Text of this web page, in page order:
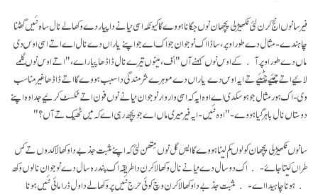
فیر سانوں انج کرن لئی نکھیڑلی پچھان نوں جگانا ہووے گا کیونکہ اسی نیانے دا پیار دے وکھالے نال ساہ نئیں گھٹنا
چاہندے- مثال دے طور اوپر، ساڈا اک نوجوان جواک اے جو اپنے یاراں دے نال اے اتے اسی اوس دی
ماں دے طور اوپر آ کے اوس نوں کہنے آں "اُف، مینوں تیرے نال ڈاڈھا پیار اے،" اتے اوس نوں گلمے
لائیے اتے چمئیے چٹئیے تے ایہ اوس دے یاراں دے موہرے شرمندگی دا سبب ہووے گا اتے ڈاڈھا غیر مناسب
وی- اک ہور مثال جو ہو سکدی اے اوہ ایہ کہ اسی وار وار نوجوان نیانے نوں فون اتے ٹکسٹ کرئیے جد اوہ اپنے
دوستاں نال باہر گیا ہووے- "اوہ نئیں- ایہ فیر میری ماں اے جو پچھ رہی اے کہ میں ٹھیک تے آں؟"
سانوں نکھیڑلی پچھان کولوں کم لینا ہووے گا ایس گل نوں مِتھن لئی کہ اپنے مثبت جذبے دا وکھالا کدوں تے کس
طراں کیتا جاۓ- اک دو سال دے نیانے نال وکھالا کرن دا طریقہ اک پندرہ سال دے نوجوان نالوں وکھ
ہونا چاہیدا اے- مثبت جذبے دا وکھالا کرن وچ کوئی حرج نئیں پر وکھالے دا ول ڈرامائی نئیں ہونا